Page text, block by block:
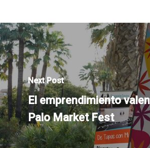
Next Post
El emprendimiento
Palo Market Fest